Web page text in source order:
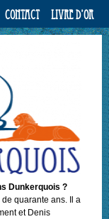
Contact Livre d’or
Dunkerquois ?
quarante ans. Il a
et Denis